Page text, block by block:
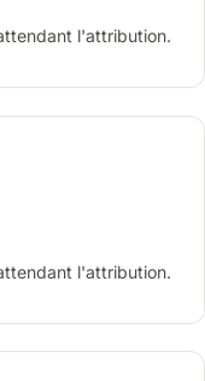
l'attribution.
l'attribution.